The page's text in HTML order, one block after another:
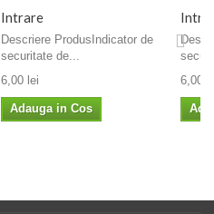
Intrare
Descriere ProdusIndicator de
securitate de...
6,00 lei
Adauga in Cos
6,00